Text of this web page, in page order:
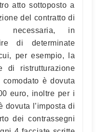
atto sottoposto a
del contratto di
necessaria, in
di determinate
per esempio, la
di ristrutturazione
è dovuta
euro, inoltre per i
dovuta l’imposta di
dei contrassegni